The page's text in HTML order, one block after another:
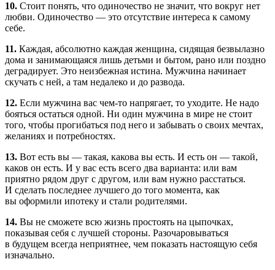
10. Стоит понять, что одиночество не значит, что вокруг нет
любви. Одиночество — это отсутствие интереса к самому
себе.
11. Каждая, абсолютно каждая женщина, сидящая безвылазно
дома и занимающаяся лишь детьми и бытом, рано или поздно
деградирует. Это неизбежная истина. Мужчина начинает
скучать с ней, а там недалеко и до развода.
12. Если мужчина вас чем-то напрягает, то уходите. Не надо
бояться остаться одной. Ни один мужчина в мире не стоит
того, чтобы прогибаться под него и забывать о своих мечтах,
желаниях и потребностях.
13. Вот есть вы — такая, какова вы есть. И есть он — такой,
каков он есть. И у вас есть всего два варианта: или вам
приятно рядом друг с другом, или вам нужно расстаться.
И сделать последнее лучшего до того момента, как
вы оформили ипотеку и стали родителями.
14. Вы не сможете всю жизнь простоять на цыпочках,
показывая себя с лучшей стороны. Разочаровываться
в будущем всегда неприятнее, чем показать настоящую себя
изначально.